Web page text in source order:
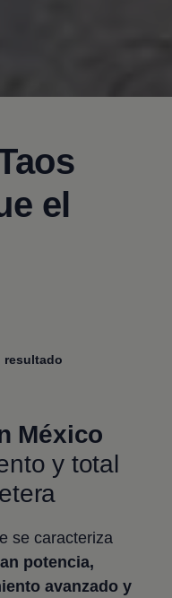
el
resultado
México
y total
se caracteriza
potencia,
avanzado y